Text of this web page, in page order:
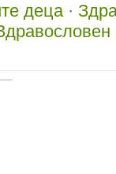
деца·